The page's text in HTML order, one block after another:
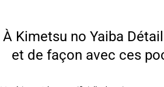
À Kimetsu no Yaiba
et de façon avec ces